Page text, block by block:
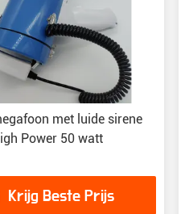
met luide sirene
Power 50 watt
Krijg Beste Prijs